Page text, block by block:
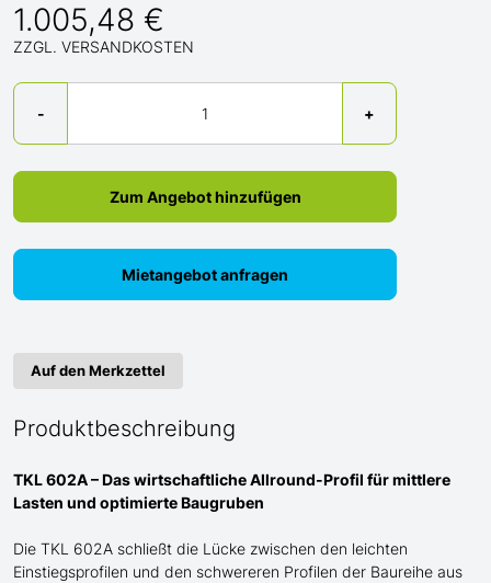
1.005,48 €
ZZGL. VERSANDKOSTEN
-
Menge
+
Zum Angebot hinzufügen
Mietangebot anfragen
Auf den Merkzettel
Produktbeschreibung
TKL 602A – Das wirtschaftliche Allround-Profil für mittlere
Lasten und optimierte Baugruben
Die TKL 602A schließt die Lücke zwischen den leichten
Einstiegsprofilen und den schwereren Profilen der Baureihe aus